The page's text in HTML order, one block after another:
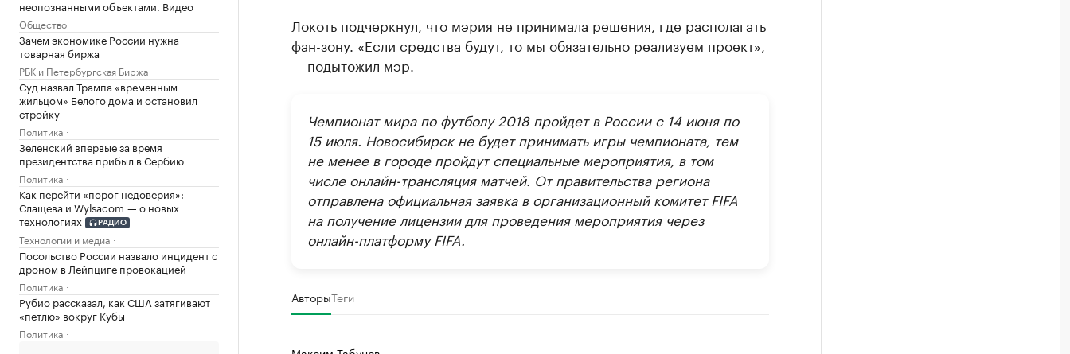
неопознанными объектами. Видео
Общество
Зачем экономике России нужна
товарная биржа
РБК и Петербургская Биржа
Суд назвал Трампа «временным
жильцом» Белого дома и остановил
стройку
Политика
Зеленский впервые за время
президентства прибыл в Сербию
Политика
Как перейти «порог недоверия»:
Слащева и Wylsacom — о новых
технологиях
РАДИО
Технологии и медиа
Посольство России назвало инцидент с
дроном в Лейпциге провокацией
Политика
Рубио рассказал, как США затягивают
«петлю» вокруг Кубы
Политика
Локоть подчеркнул, что мэрия не принимала решения, где располагать
фан-зону. «Если средства будут, то мы обязательно реализуем проект»,
— подытожил мэр.
Чемпионат мира по футболу 2018 пройдет в России с 14 июня по
15 июля. Новосибирск не будет принимать игры чемпионата, тем
не менее в городе пройдут специальные мероприятия, в том
числе онлайн-трансляция матчей. От правительства региона
отправлена официальная заявка в организационный комитет FIFA
на получение лицензии для проведения мероприятия через
онлайн-платформу FIFA.
АвторыТеги